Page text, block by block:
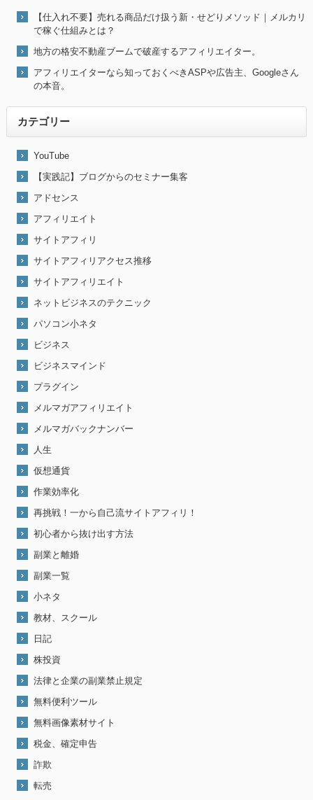
【仕入れ不要】売れる商品だけ扱う新・せどりメソッド｜メルカリ
で稼ぐ仕組みとは？
地方の格安不動産ブームで破産するアフィリエイター。
アフィリエイターなら知っておくべきASPや広告主、Googleさん
の本音。
カテゴリー
YouTube
【実践記】ブログからのセミナー集客
アドセンス
アフィリエイト
サイトアフィリ
サイトアフィリアクセス推移
サイトアフィリエイト
ネットビジネスのテクニック
パソコン小ネタ
ビジネス
ビジネスマインド
プラグイン
メルマガアフィリエイト
メルマガバックナンバー
人生
仮想通貨
作業効率化
再挑戦！一から自己流サイトアフィリ！
初心者から抜け出す方法
副業と離婚
副業一覧
小ネタ
教材、スクール
日記
株投資
法律と企業の副業禁止規定
無料便利ツール
無料画像素材サイト
税金、確定申告
詐欺
転売